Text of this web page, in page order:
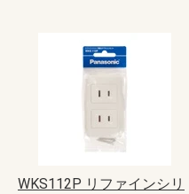
WKS112P リファインシリ